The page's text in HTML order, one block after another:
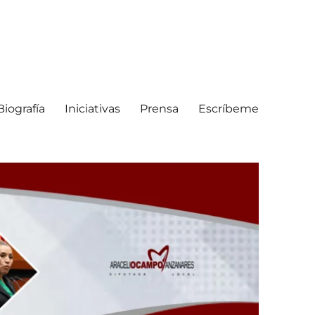
Iniciativas Prensa Escríbeme